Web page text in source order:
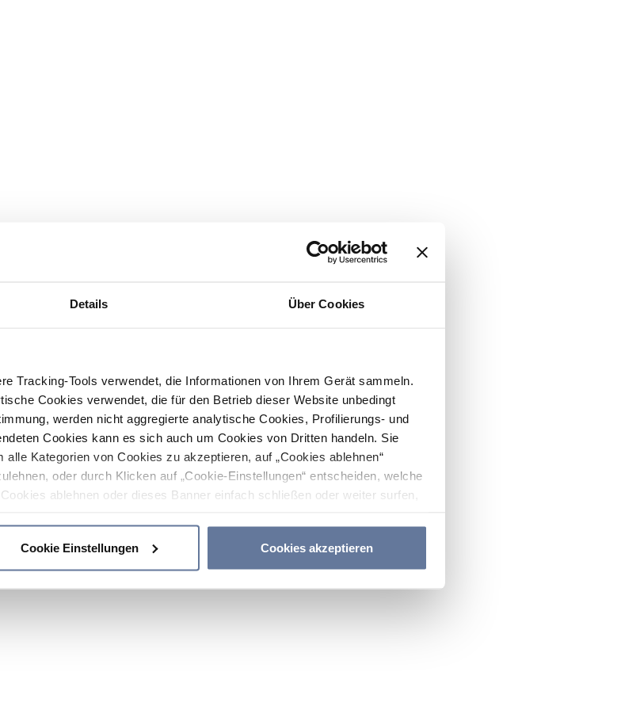
Details Über Cookies
Tracking-Tools verwendet, die Informationen von Ihrem Gerät sammeln.
Cookies verwendet, die für den Betrieb dieser Website unbedingt
werden nicht aggregierte analytische Cookies, Profilierungs- und
Cookies kann es sich auch um Cookies von Dritten handeln. Sie
alle Kategorien von Cookies zu akzeptieren, auf „Cookies ablehnen“
oder durch Klicken auf „Cookie-Einstellungen“ entscheiden, welche
ablehnen oder dieses Banner einfach schließen oder weiter surfen,
Cookie Einstellungen Cookies akzeptieren